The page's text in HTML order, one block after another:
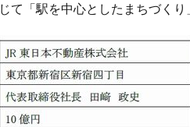
て「駅を中心としたまちづく